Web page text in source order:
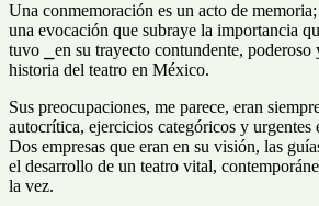
Una conmemoración es un acto de
una evocación que subraye la importancia
tuvo ⎯en su trayecto contundente, poderoso
historia del teatro en México.
Sus preocupaciones, me parece, eran
autocrítica, ejercicios categóricos y urgentes
Dos empresas que eran en su visión, las
el desarrollo de un teatro vital,
la vez.